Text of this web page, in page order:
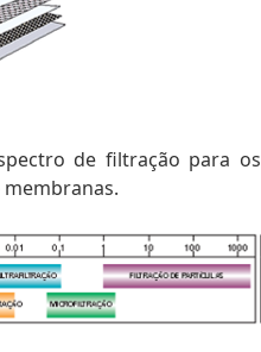
de filtração para os